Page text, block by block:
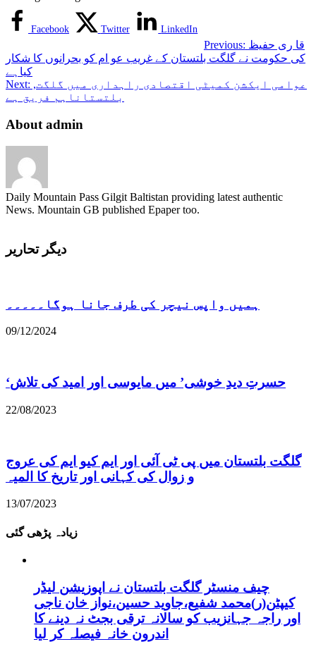
Facebook Twitter LinkedIn
Previous:
کی حکومت نے گلگت بلتستان کے غریب عو ام کو بحرانوں کا شکار
کیاہے
Next: ,عوامی ایکشن کمیٹی اقتصادی راہداری میں گلگت
بلتستاناہم فریق ہے
About admin
Daily Mountain Pass Gilgit Baltistan providing latest authentic
News. Mountain GB published Epaper too.
دیگر تحاریر
ہمیں واپس نیچر کی طرف جانا ہوگا۔۔۔۔۔
09/12/2024
22/08/2023
گلگت بلتستان میں پی ٹی آئی اور ایم کیو ایم کی عروج
و زوال کی کہانی اور تاریخ کا المیہ
13/07/2023
زیادہ پڑھی گئی
چیف منسٹر گلگت بلتستان نے اپوزیشن لیڈر
کیپٹن(ر)محمد شفیع،جاوید حسین،نواز خان ناجی
اور راجہ جہانزیب کو سالانہ ترقی بجٹ نہ دینے کا
اندرون خانہ فیصلہ کر لیا